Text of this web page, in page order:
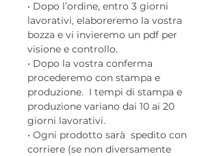
• Dopo l’ordine, entro 3 giorni
lavorativi, elaboreremo la vostra
bozza e vi invieremo un pdf per
visione e controllo.
• Dopo la vostra conferma
procederemo con stampa e
produzione. I tempi di stampa e
produzione variano dai 10 ai 20
giorni lavorativi.
• Ogni prodotto sarà spedito con
corriere (se non diversamente